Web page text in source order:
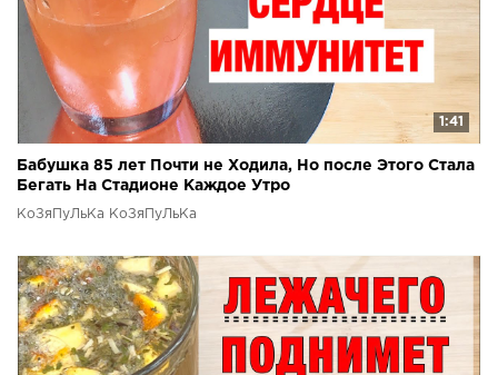
1:41
Бабушка 85 лет Почти не Ходила, Но после Этого Стала
Бегать На Стадионе Каждое Утро
КоЗяПуЛьКа КоЗяПуЛьКа